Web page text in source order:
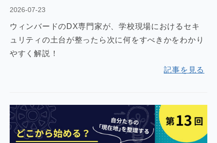
2026-07-23
ウィンバードのDX専門家が、学校現場におけるセキ
ュリティの土台が整ったら次に何をすべきかをわかり
やすく解説！
記事を見る